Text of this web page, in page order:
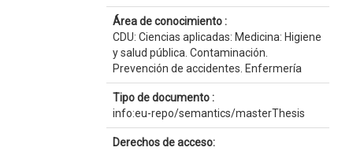
Área de conocimiento :
CDU: Ciencias aplicadas: Medicina: Higiene
y salud pública. Contaminación.
Prevención de accidentes. Enfermería
Tipo de documento :
info:eu-repo/semantics/masterThesis
Derechos de acceso: